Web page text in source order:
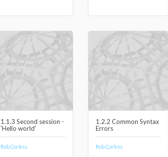
1.1.3 Second session -
'Hello world'
Rob Corless
1.2.2 Common Syntax
Errors
Rob Corless